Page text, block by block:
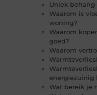
Uniek behang
Waarom is
woning?
Waarom
goed?
Waarom
energiezuinig
Wat bereik je